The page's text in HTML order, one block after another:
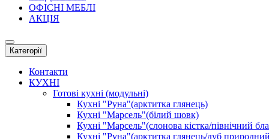
ОФІСНІ МЕБЛІ
АКЦІЯ
Категорії
Контакти
КУХНІ
Готові кухні (модульні)
Кухні "Руна"(арктитка глянець)
Кухні "Марсель"(білий шовк)
Кухні "Марсель"(слонова кістка/північний
Кухні "Руна"(арктитка глянець/дуб